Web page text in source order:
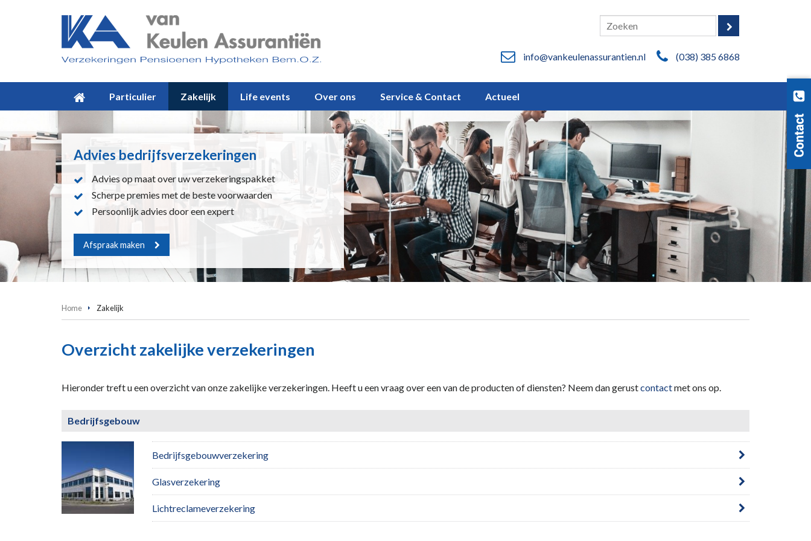
info@vankeulenassurantien.nl (038) 385 6868
Particulier Zakelijk Life events Over ons Service & Contact Actueel
Advies bedrijfsverzekeringen
Advies op maat over uw verzekeringspakket
Scherpe premies met de beste voorwaarden
Persoonlijk advies door een expert
Afspraak maken
Home Zakelijk
Overzicht zakelijke verzekeringen
Hieronder treft u een overzicht van onze zakelijke verzekeringen. Heeft u een vraag over een van de producten of diensten? Neem dan gerustcontactmet ons op.
Bedrijfsgebouw
Bedrijfsgebouwverzekering
Glasverzekering
Lichtreclameverzekering